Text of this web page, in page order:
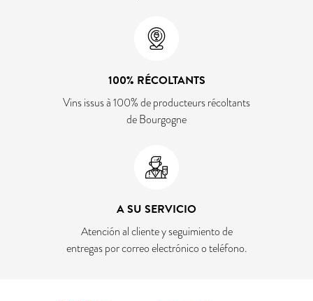
100% RÉCOLTANTS
Vins issus à 100% de producteurs récoltants
de Bourgogne
A SU SERVICIO
Atención al cliente y seguimiento de
entregas por correo electrónico o teléfono.